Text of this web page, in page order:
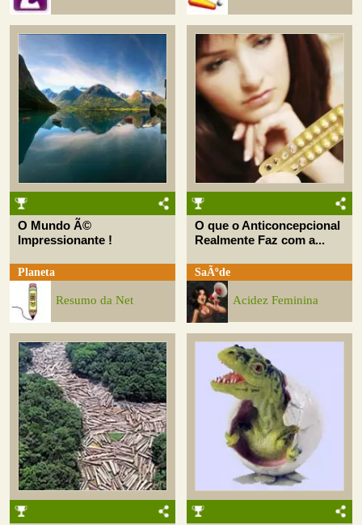
O Mundo Ã©
Impressionante !
Planeta
Resumo da Net
O que o Anticoncepcional
Realmente Faz com a...
SaÃºde
Acidez Feminina